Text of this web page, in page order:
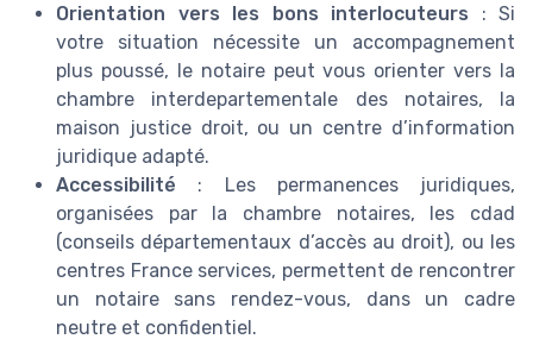
Orientation vers les bons interlocuteurs : Si
votre situation nécessite un accompagnement
plus poussé, le notaire peut vous orienter vers la
chambre interdepartementale des notaires, la
maison justice droit, ou un centre d’information
juridique adapté.
Accessibilité : Les permanences juridiques,
organisées par la chambre notaires, les cdad
(conseils départementaux d’accès au droit), ou les
centres France services, permettent de rencontrer
un notaire sans rendez-vous, dans un cadre
neutre et confidentiel.